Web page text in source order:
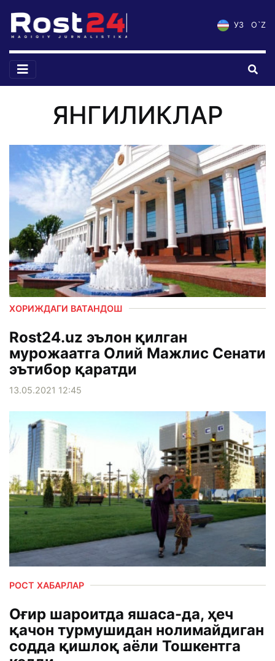
УЗ O`Z
ЯНГИЛИКЛАР
ХОРИЖДАГИ ВАТАНДОШ
Rost24.uz эълон қилган
мурожаатга Олий Мажлис Сенати
эътибор қаратди
13.05.2021 12:45
РОСТ ХАБАРЛАР
Оғир шароитда яшаса-да, ҳеч
қачон турмушидан нолимайдиган
содда қишлоқ аёли Тошкентга